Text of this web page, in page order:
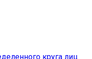
круга лиц